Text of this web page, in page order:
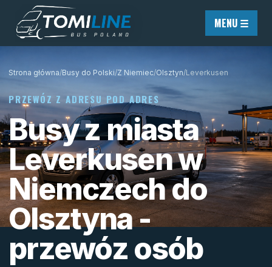
Przejdź do treści
MENU ☰
Strona główna/Busy do Polski/Z Niemiec/Olsztyn/Leverkusen
PRZEWÓZ Z ADRESU POD ADRES
Busy z miasta
Leverkusen w
Niemczech do
Olsztyna -
przewóz osób